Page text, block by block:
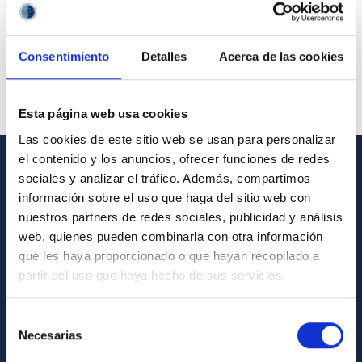
Consentimiento Detalles Acerca de las cookies
Esta página web usa cookies
Las cookies de este sitio web se usan para personalizar
el contenido y los anuncios, ofrecer funciones de redes
sociales y analizar el tráfico. Además, compartimos
información sobre el uso que haga del sitio web con
nuestros partners de redes sociales, publicidad y análisis
web, quienes pueden combinarla con otra información
que les haya proporcionado o que hayan recopilado a
partir del uso que haya hecho de sus servicios.
Necesarias
GENERAL INFORMATION
Contact
How to get to the IAC
List of personnel
Library
General register